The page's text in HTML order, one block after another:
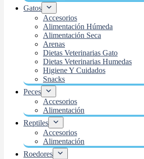
Gatos
Accesorios
Alimentación Húmeda
Alimentación Seca
Arenas
Dietas Veterinarias Gato
Dietas Veterinarias Humedas
Higiene Y Cuidados
Snacks
Peces
Accesorios
Alimentación
Reptiles
Accesorios
Alimentación
Roedores